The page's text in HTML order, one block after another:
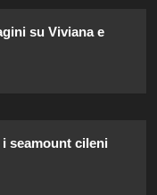
su Viviana e
seamount cileni